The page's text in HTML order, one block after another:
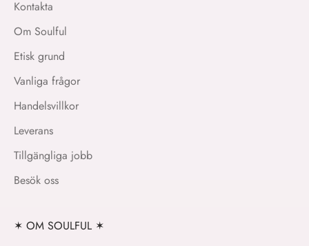
Kontakta
Om Soulful
Etisk grund
Vanliga frågor
Handelsvillkor
Leverans
Tillgängliga jobb
Besök oss
✶ OM SOULFUL ✶